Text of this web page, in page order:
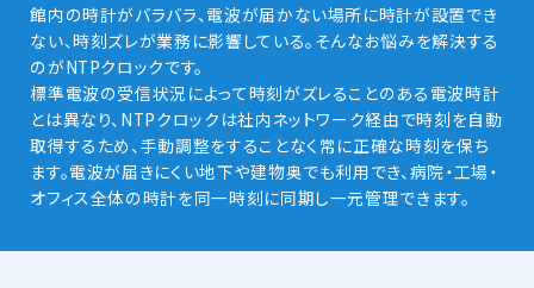
館内の時計がバラバラ、電波が届かない場所に時計が設置でき
ない、時刻ズレが業務に影響している。そんなお悩みを解決する
のがNTPクロックです。
標準電波の受信状況によって時刻がズレることのある電波時計
とは異なり、NTPクロックは社内ネットワーク経由で時刻を自動
取得するため、手動調整をすることなく常に正確な時刻を保ち
ます。電波が届きにくい地下や建物奥でも利用でき、病院・工場・
オフィス全体の時計を同一時刻に同期し一元管理できます。